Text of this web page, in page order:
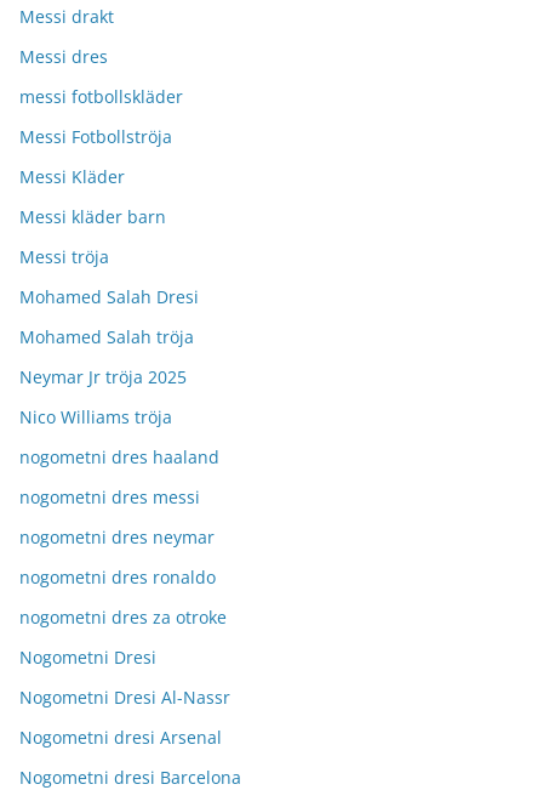
Messi drakt
Messi dres
messi fotbollskläder
Messi Fotbollströja
Messi Kläder
Messi kläder barn
Messi tröja
Mohamed Salah Dresi
Mohamed Salah tröja
Neymar Jr tröja 2025
Nico Williams tröja
nogometni dres haaland
nogometni dres messi
nogometni dres neymar
nogometni dres ronaldo
nogometni dres za otroke
Nogometni Dresi
Nogometni Dresi Al-Nassr
Nogometni dresi Arsenal
Nogometni dresi Barcelona